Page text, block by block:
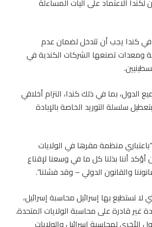
كندا يجب أن تتدخل لضمان عدم
تصنعها الشركات الكندية في
الدول، بما في ذلك كندا، التزام أخلاقي
سلسلة التوريد الخاصة بالإبادة
منظمة مقرها في الولايات
أؤكد أننا بذلنا كل ما في وسعنا لإقناع
والقانون الدولي – وقد فشلنا”.
لا تستطيع بها إسرائيل محاسبة إسرائيل،
غير قادرة على محاسبة الولايات المتحدة.
الأخرى لمحاسبة إسرائيل والولايات